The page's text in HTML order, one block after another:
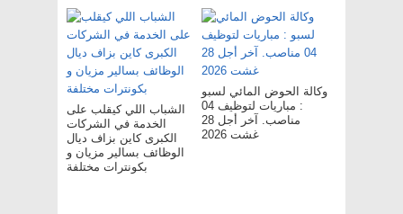
الشباب اللي كيقلب على
الخدمة في الشركات
الكبرى كاين بزاف ديال
الوظائف بسالير مزيان و
بكونترات مختلفة
وكالة الحوض المائي لسبو
: مباريات لتوظيف 04
مناصب. آخر أجل 28
غشت 2026